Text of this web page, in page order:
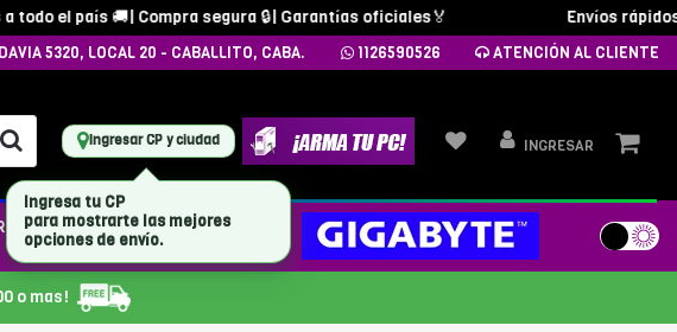
el país 🚚| Compra segura 🔒| Garantías oficiales🏅 Envíos rápidos
5320, LOCAL 20 - CABALLITO, CABA. 1126590526 ATENCIÓN AL CLIENTE
Ingresar CP y ciudad INGRESAR
NOTEBOOK MARCAS
o mas!
Ingresa tu CP
para mostrarte las mejores
opciones de envío.